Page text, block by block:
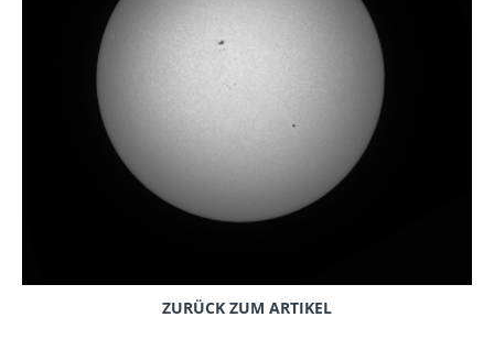
ZURÜCK ZUM ARTIKEL